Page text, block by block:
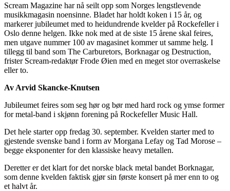
Scream Magazine har nå seilt opp som Norges lengstlevende
musikkmagasin noensinne. Bladet har holdt koken i 15 år, og
markerer jubileumet med to heidundrende kvelder på Rockefeller i
Oslo denne helgen. Ikke nok med at de siste 15 årene skal feires,
men utgave nummer 100 av magasinet kommer ut samme helg. I
tillegg til band som The Carburetors, Borknagar og Destruction,
frister Scream-redaktør Frode Øien med en meget stor overraskelse
eller to.
Av Arvid Skancke-Knutsen
Jubileumet feires som seg hør og bør med hard rock og ymse former
for metal-band i skjønn forening på Rockefeller Music Hall.
Det hele starter opp fredag 30. september. Kvelden starter med to
gjestende svenske band i form av Morgana Lefay og Tad Morose –
begge eksponenter for den klassiske heavy metallen.
Deretter er det klart for det norske black metal bandet Borknagar,
som denne kvelden faktisk gjør sin første konsert på mer enn to og
et halvt år.